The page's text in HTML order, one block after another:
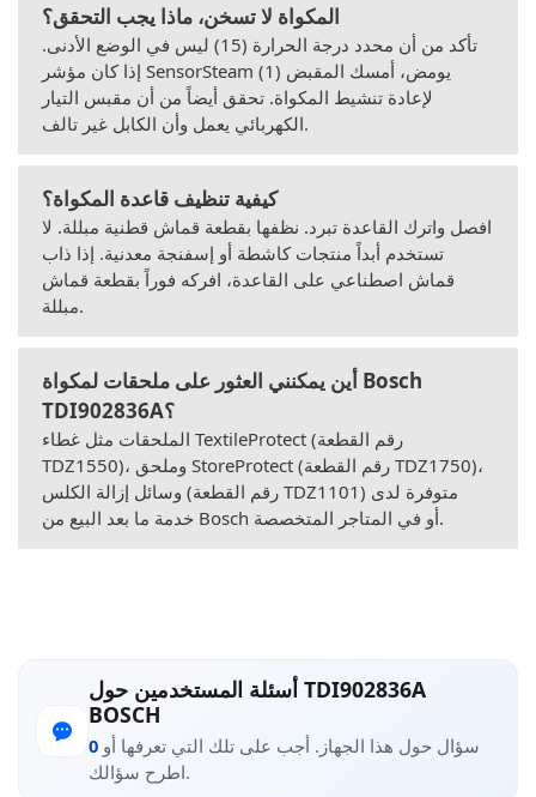
المكواة لا تسخن، ماذا يجب التحقق؟
تأكد من أن محدد درجة الحرارة (15) ليس في الوضع الأدنى.
إذا كان مؤشر SensorSteam يومض، أمسك المقبض (1)
لإعادة تنشيط المكواة. تحقق أيضاً من أن مقبس التيار
الكهربائي يعمل وأن الكابل غير تالف.
كيفية تنظيف قاعدة المكواة؟
افصل واترك القاعدة تبرد. نظفها بقطعة قماش قطنية مبللة. لا
تستخدم أبداً منتجات كاشطة أو إسفنجة معدنية. إذا ذاب
قماش اصطناعي على القاعدة، افركه فوراً بقطعة قماش
مبللة.
أين يمكنني العثور على ملحقات لمكواة Bosch
TDI902836A؟
الملحقات مثل غطاء TextileProtect (رقم القطعة
TDZ1550)، وملحق StoreProtect (رقم القطعة TDZ1750)،
وسائل إزالة الكلس (رقم القطعة TDZ1101) متوفرة لدى
خدمة ما بعد البيع من Bosch أو في المتاجر المتخصصة.
أسئلة المستخدمين حول TDI902836A
BOSCH
0
اطرح سؤالك.